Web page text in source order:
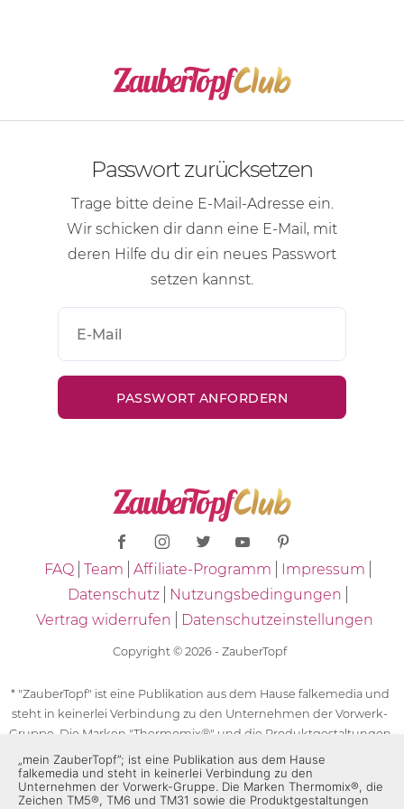
Passwort zurücksetzen
Trage bitte deine E-Mail-Adresse ein.
Wir schicken dir dann eine E-Mail , mit
deren Hilfe du dir ein neues Passwort
setzen kannst.
FAQ Team Affiliate-Programm
Impressum
Datenschutz
Nutzungsbedingungen
Vertrag widerrufen
Datenschutzeinstellungen
Copyright © 2026 - ZauberTopf
* "ZauberTopf" ist eine Publikation aus dem Hause falkemedia und
steht in keinerlei Verbindung zu den Unternehmen der Vorwerk-
Gruppe. Die Marken "Thermomix®" und die Produktgestaltungen
des "Thermomix®" sind eingetragene Marken der Unternehmen
der Vorwerk-Gruppe. Die Marken Thermomix®, die Zeichen TM5®,
TM6 und TM31 sowie die Produktgestaltungen des Thermomix®
„mein ZauberTopf”; ist eine Publikation aus dem Hause
falkemedia und steht in keinerlei Verbindung zu den
Unternehmen der Vorwerk-Gruppe. Die Marken Thermomix®, die
Zeichen TM5®, TM6 und TM31 sowie die Produktgestaltungen